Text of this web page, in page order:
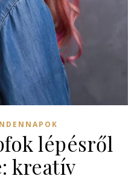
lépésről
kreatív